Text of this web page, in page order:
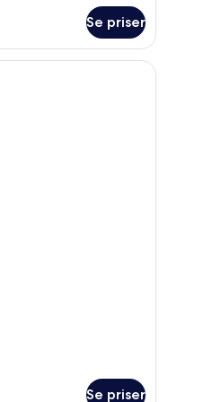
Se priser
Se priser